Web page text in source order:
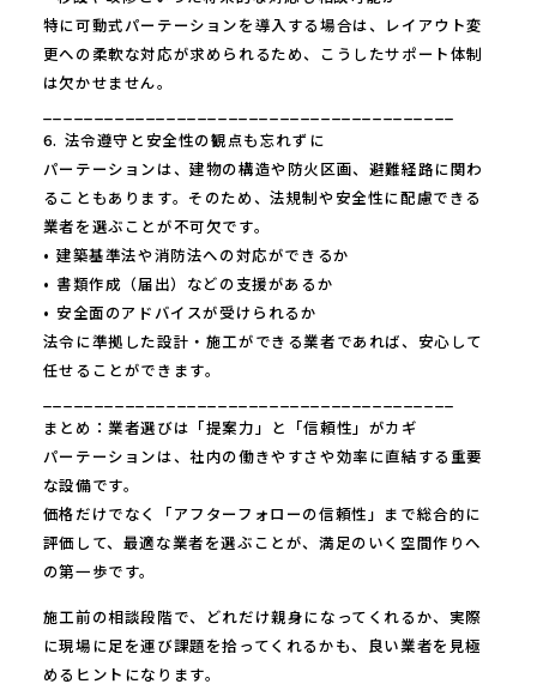
特に可動式パーテーションを導入する場合は、レイアウト変
更への柔軟な対応が求められるため、こうしたサポート体制
は欠かせません。
6. 法令遵守と安全性の観点も忘れずに
パーテーションは、建物の構造や防火区画、避難経路に関わ
ることもあります。そのため、法規制や安全性に配慮できる
業者を選ぶことが不可欠です。
• 建築基準法や消防法への対応ができるか
• 書類作成（届出）などの支援があるか
• 安全面のアドバイスが受けられるか
法令に準拠した設計・施工ができる業者であれば、安心して
任せることができます。
まとめ：業者選びは「提案力」と「信頼性」がカギ
パーテーションは、社内の働きやすさや効率に直結する重要
な設備です。
価格だけでなく「アフターフォローの信頼性」まで総合的に
評価して、最適な業者を選ぶことが、満足のいく空間作りへ
の第一歩です。
施工前の相談段階で、どれだけ親身になってくれるか、実際
に現場に足を運び課題を拾ってくれるかも、良い業者を見極
めるヒントになります。